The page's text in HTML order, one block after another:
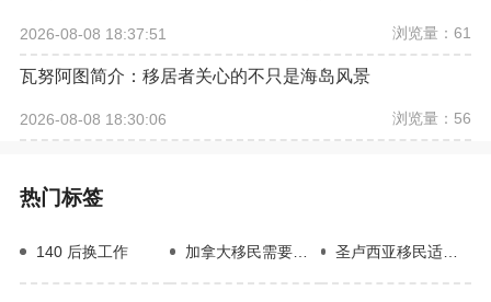
2026-08-08 18:37:51 浏览量：61
瓦努阿图简介：移居者关心的不只是海岛风景
2026-08-08 18:30:06 浏览量：56
热门标签
140 后换工作